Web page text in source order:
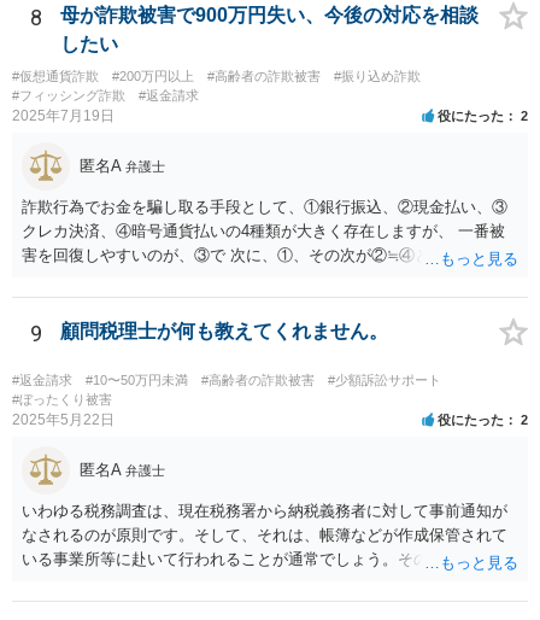
成年後見の場合、本人自ら借金やキャッシングはできません。保佐の
場合、本人のために選任される保佐人の同意なく、借金やキャッシン
グはできず、同意なしにこれらを行った場合、保佐人は取り消すこと
ができます。補助の場合も借金やキャッシングを同意事項に設定で
き、保佐の場合と同様の対応が可能です。 裁判所のサイトで制度案
いの地域の弁護士会や法テラス等でご相談になられてみてください。
【参考】成年後見制度について（裁判所サイト） https://www.courts.g
o.jp/saiban/koukenp/koukenp1/index.html
8
母が詐欺被害で900万円失い、今後の対応を相談
したい
#仮想通貨詐欺 #200万円以上 #高齢者の詐欺被害
#振り込め詐欺
#フィッシング詐欺
#返金請求
2025年7月19日 役にたった 2
匿名A 弁護士
詐欺行為でお金を騙し取る手段として、①銀行振込、②現金払い、③
クレカ決済、④暗号通貨払いの4種類が大きく存在しますが、 一番被
害を回復しやすいのが、③で 次に、①、その次が②≒④となります。
いたことがないのが実情です。 現在、できる手段はすでに回答したこ
と以外にほぼないと思いますが、一度、弁護士会の消費者系に関する
事案の取り扱いのある法律相談の予約を取られて一度相談を受けられ
てみてください。
9 顧問税理士が何も教えてくれません。
#返金請求 #10〜50万円未満 #高齢者の詐欺被害
#少額訴訟サポート
#ぼったくり被害
2025年5月22日 役にたった 2
匿名A 弁護士
いわゆる税務調査は、現在税務署から納税義務者に対して事前通知が
なされるのが原則です。そして、それは、帳簿などが作成保管されて
いる事業所等に赴いて行われることが通常でしょう。その場合、当然
税務署からの行政指導の一環として調査・質問に応じて、何らかの対